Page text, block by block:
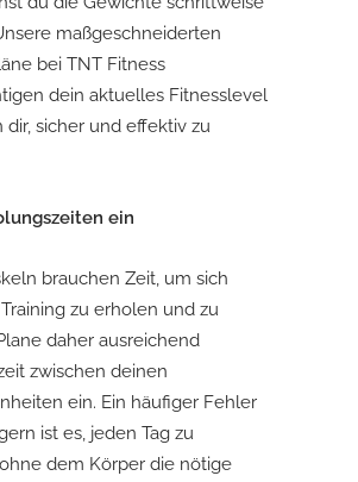
maßgeschneiderten
bei TNT Fitness
dein aktuelles Fitnesslevel
dir, sicher und effektiv zu
ein
brauchen Zeit, um sich
zu erholen und zu
daher ausreichend
zwischen deinen
ein. Ein häufiger Fehler
ist es, jeden Tag zu
dem Körper die nötige